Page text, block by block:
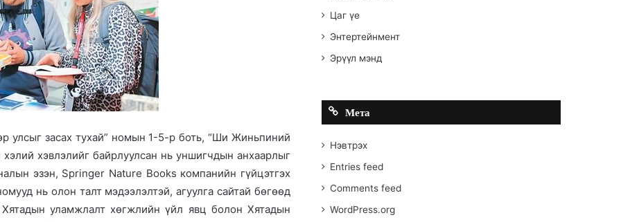
улсыг засах тухай” номын 1-5-р боть, “Ши Жиньпиний
хэвлэлийг байрлуулсан нь уншигчдын анхаарлыг
эзэн, Springer Nature Books компанийн гүйцэтгэх
нь олон талт мэдээлэлтэй, агуулга сайтай бөгөөд
уламжлалт хөгжлийн үйл явц болон Хятадын
Цаг үе
Энтертейнмент
Эрүүл мэнд
Мета
Нэвтрэх
Entries feed
Comments feed
WordPress.org